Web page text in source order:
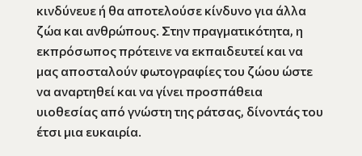
κινδύνευε ή θα αποτελούσε κίνδυνο για άλλα
ζώα και ανθρώπους. Στην πραγματικότητα, η
εκπρόσωπος πρότεινε να εκπαιδευτεί και να
μας αποσταλούν φωτογραφίες του ζώου ώστε
να αναρτηθεί και να γίνει προσπάθεια
υιοθεσίας από γνώστη της ράτσας, δίνοντάς του
έτσι μια ευκαιρία.